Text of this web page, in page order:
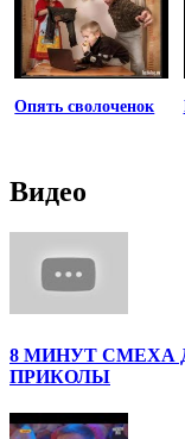
Опять сволоченок
Видео
8 МИНУТ СМЕХА
ПРИКОЛЫ